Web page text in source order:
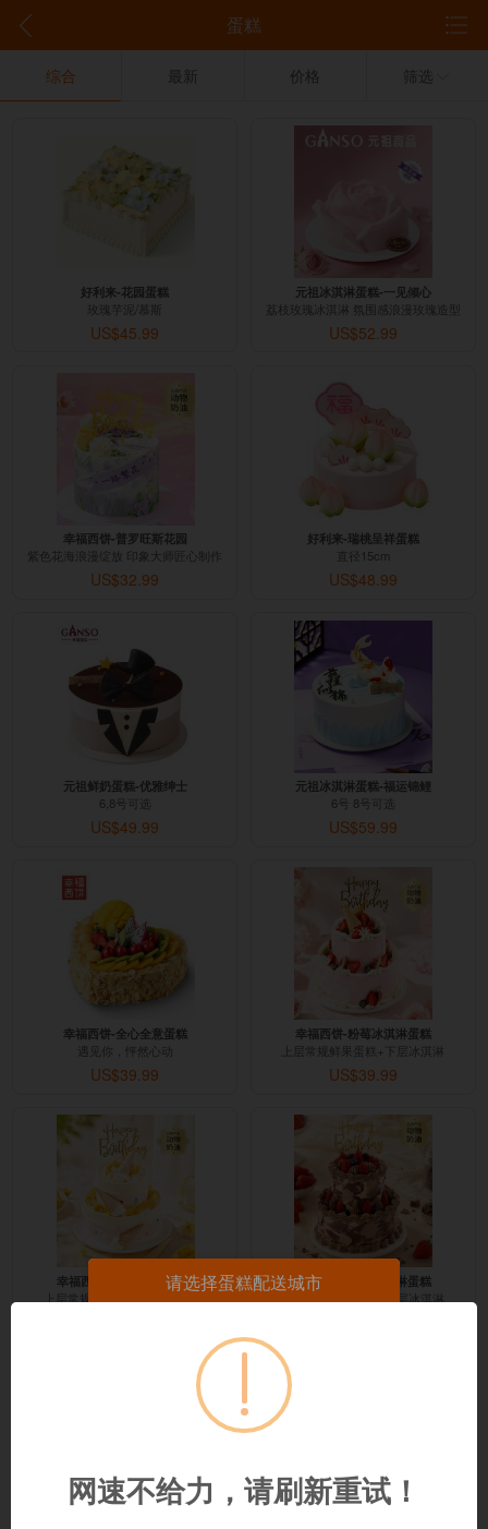
蛋糕
综合 最新 价格 筛选
好利来-花园蛋糕
玫瑰芋泥/慕斯
US$45.99
元祖冰淇淋蛋糕-一见倾心
荔枝玫瑰冰淇淋 氛围感浪漫玫瑰造型
US$52.99
幸福西饼-普罗旺斯花园
紫色花海浪漫绽放 印象大师匠心制作
US$32.99
好利来-瑞桃呈祥蛋糕
直径15cm
US$48.99
元祖鲜奶蛋糕-优雅绅士
6,8号可选
US$49.99
元祖冰淇淋蛋糕-福运锦鲤
6号 8号可选
US$59.99
幸福西饼-全心全意蛋糕
遇见你，怦然心动
US$39.99
幸福西饼-粉莓冰淇淋蛋糕
上层常规鲜果蛋糕+下层冰淇淋
US$39.99
幸福西饼-缤纷冰淇淋蛋糕
上层常规鲜果蛋糕+下层冰淇淋
幸福西饼-莓巧冰淇淋蛋糕
上层常规鲜果蛋糕+下层冰淇淋
请选择蛋糕配送城市
上海市 重庆市
南京市 武汉市
沈阳市
网速不给力，请刷新重试！